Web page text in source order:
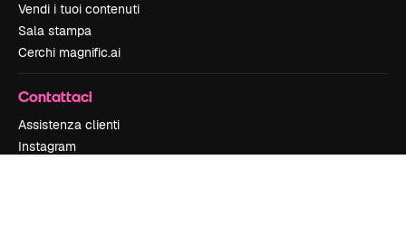
Vendi i tuoi contenuti
Sala stampa
Cerchi magnific.ai
Contattaci
Assistenza clienti
Instagram